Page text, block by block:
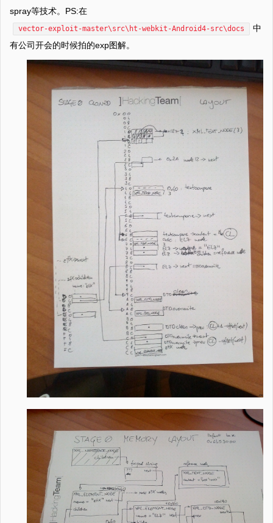
spray等技术。PS:在
vector-exploit-master\src\ht-webkit-Android4-src\docs
中
有公司开会的时候拍的exp图解。